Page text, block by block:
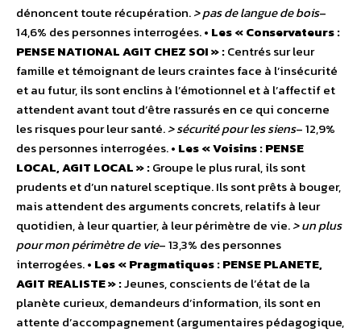
dénoncent toute récupération.> pas de langue de bois–
14,6% des personnes interrogées.• Les « Conservateurs :
PENSE NATIONAL AGIT CHEZ SOI » :Centrés sur leur
famille et témoignant de leurs craintes face à l’insécurité
et au futur, ils sont enclins à l’émotionnel et à l’affectif et
attendent avant tout d’être rassurés en ce qui concerne
les risques pour leur santé.> sécurité pour les siens– 12,9%
des personnes interrogées.• Les « Voisins : PENSE
LOCAL, AGIT LOCAL » :Groupe le plus rural, ils sont
prudents et d’un naturel sceptique. Ils sont prêts à bouger,
mais attendent des arguments concrets, relatifs à leur
quotidien, à leur quartier, à leur périmètre de vie.> un plus
pour mon périmètre de vie– 13,3% des personnes
interrogées.• Les « Pragmatiques : PENSE PLANETE,
AGIT REALISTE » :Jeunes, conscients de l’état de la
planète curieux, demandeurs d’information, ils sont en
attente d’accompagnement (argumentaires pédagogique,